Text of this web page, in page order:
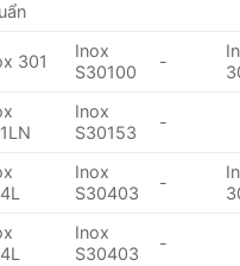
301
Inox
S30100
-
Inox
S30153
-
Inox
S30403
-
Inox
S30403
-